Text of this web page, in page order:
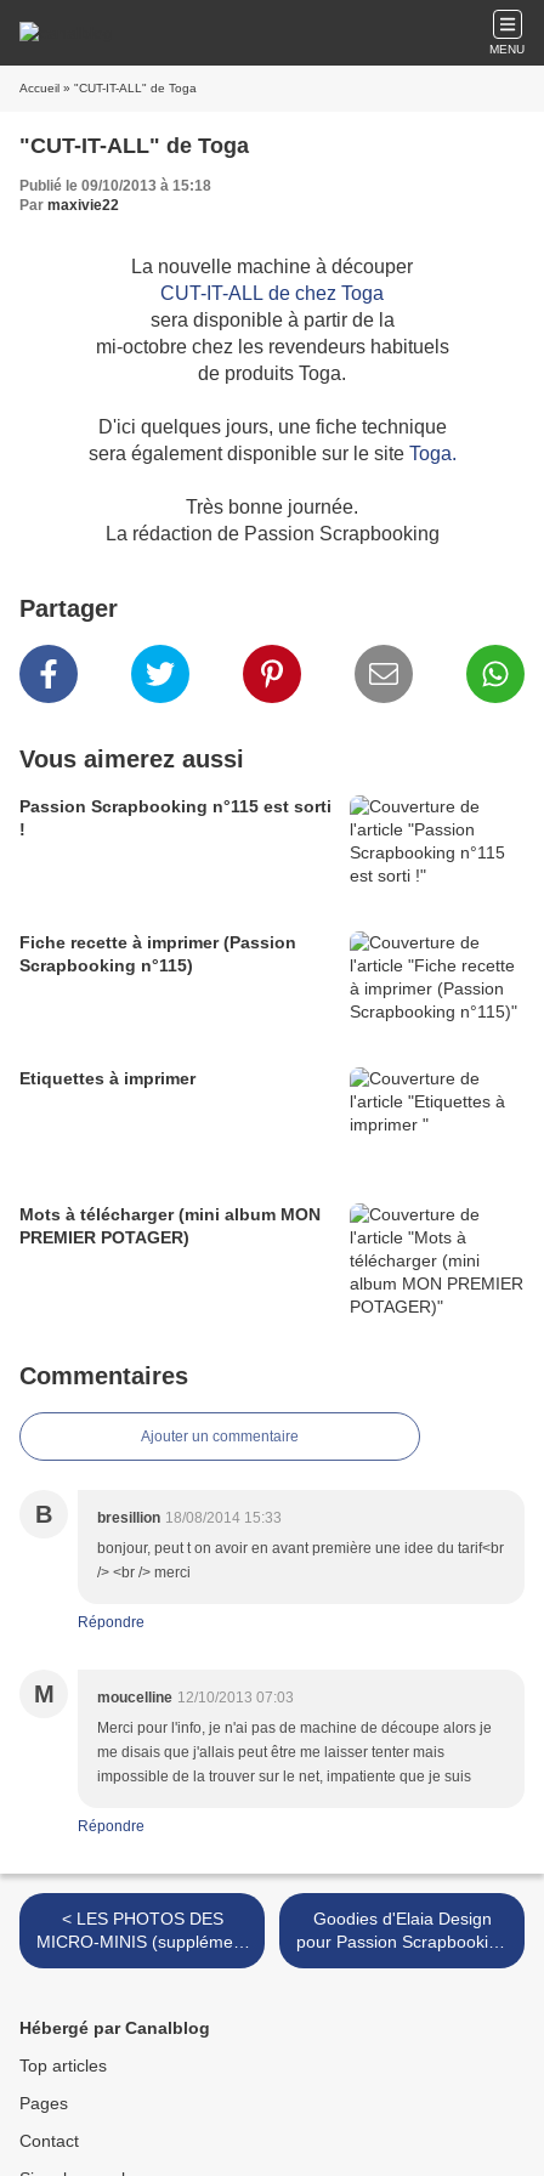
MENU
Accueil » "CUT-IT-ALL" de Toga
"CUT-IT-ALL" de Toga
Publié le 09/10/2013 à 15:18
Par maxivie22
La nouvelle machine à découper
CUT-IT-ALL de chez Toga
sera disponible à partir de la
mi-octobre chez les revendeurs habituels
de produits Toga.
D'ici quelques jours, une fiche technique
sera également disponible sur le site Toga.
Très bonne journée.
La rédaction de Passion Scrapbooking
Partager
Vous aimerez aussi
Passion Scrapbooking n°115 est sorti
!
Fiche recette à imprimer (Passion
Scrapbooking n°115)
Etiquettes à imprimer
Mots à télécharger (mini album MON
PREMIER POTAGER)
Commentaires
Ajouter un commentaire
B bresillion 18/08/2014 15:33
bonjour, peut t on avoir en avant première une idee du tarif<br
/> <br /> merci
Répondre
M moucelline 12/10/2013 07:03
Merci pour l'info, je n'ai pas de machine de découpe alors je
me disais que j'allais peut être me laisser tenter mais
impossible de la trouver sur le net, impatiente que je suis
Répondre
< LES PHOTOS DES
MICRO-MINIS (supplément
PS N°47)
Goodies d'Elaia Design
pour Passion Scrapbooking
n°47 >
Hébergé par Canalblog
Top articles
Pages
Contact